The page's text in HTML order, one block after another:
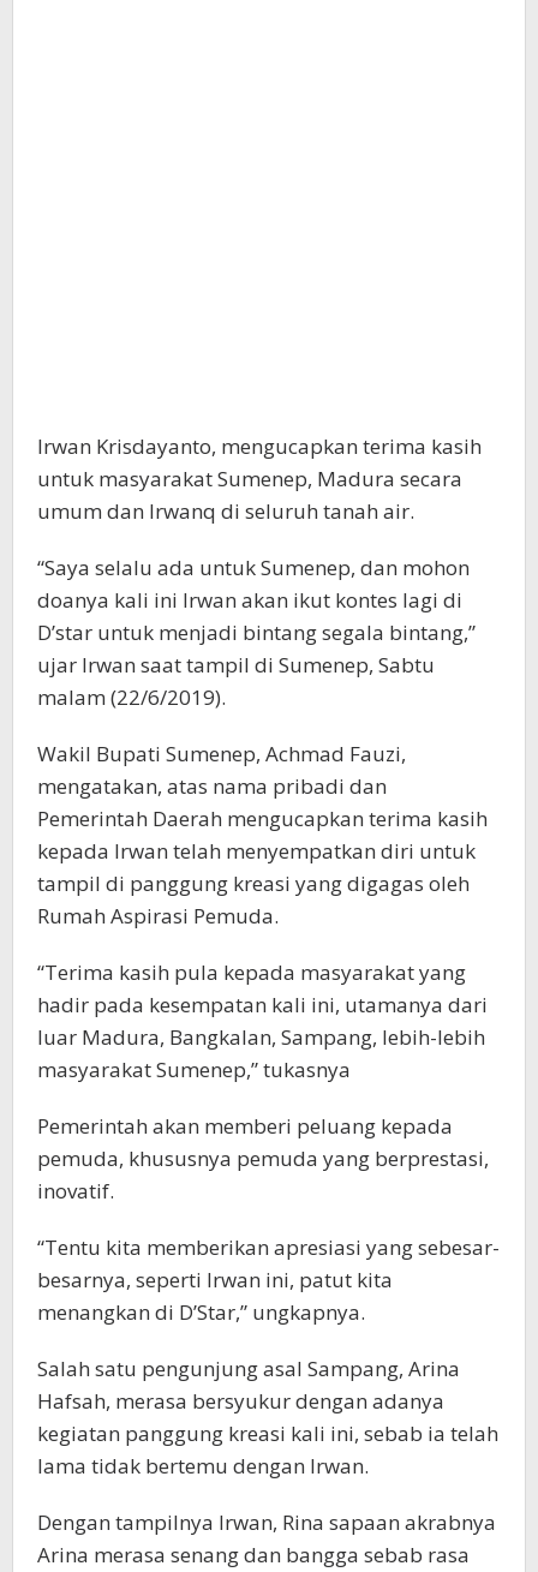
Irwan Krisdayanto, mengucapkan terima kasih
untuk masyarakat Sumenep, Madura secara
umum dan Irwanq di seluruh tanah air.
“Saya selalu ada untuk Sumenep, dan mohon
doanya kali ini Irwan akan ikut kontes lagi di
D’star untuk menjadi bintang segala bintang,”
ujar Irwan saat tampil di Sumenep, Sabtu
malam (22/6/2019).
Wakil Bupati Sumenep, Achmad Fauzi,
mengatakan, atas nama pribadi dan
Pemerintah Daerah mengucapkan terima kasih
kepada Irwan telah menyempatkan diri untuk
tampil di panggung kreasi yang digagas oleh
Rumah Aspirasi Pemuda.
“Terima kasih pula kepada masyarakat yang
hadir pada kesempatan kali ini, utamanya dari
luar Madura, Bangkalan, Sampang, lebih-lebih
masyarakat Sumenep,” tukasnya
Pemerintah akan memberi peluang kepada
pemuda, khususnya pemuda yang berprestasi,
inovatif.
“Tentu kita memberikan apresiasi yang sebesar-
besarnya, seperti Irwan ini, patut kita
menangkan di D’Star,” ungkapnya.
Salah satu pengunjung asal Sampang, Arina
Hafsah, merasa bersyukur dengan adanya
kegiatan panggung kreasi kali ini, sebab ia telah
lama tidak bertemu dengan Irwan.
Dengan tampilnya Irwan, Rina sapaan akrabnya
Arina merasa senang dan bangga sebab rasa